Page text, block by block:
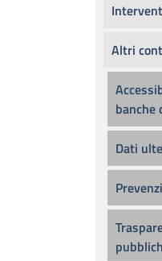
Altri
banche
Dati